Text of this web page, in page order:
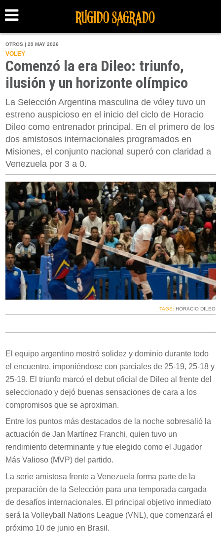
OTROS | 29 MAY 2026
VOLEY
Comenzó la era Dileo: triunfo,
ilusión y un horizonte olímpico
La Selección Argentina masculina de vóley tuvo un
estreno auspicioso en el inicio del ciclo de Horacio
Dileo como entrenador principal. En el primero de los
dos amistosos internacionales programados en
Misiones, el conjunto nacional superó con claridad a
Venezuela por 3 a 0.
TAGS: HORACIO DILEO
El equipo argentino mostró solidez y dominio durante todo
el encuentro, imponiéndose con parciales de 25-19, 25-18 y
25-19. El triunfo marcó el debut oficial de Dileo al frente del
seleccionado y dejó buenas sensaciones de cara a los
compromisos que se aproximan.
Entre los puntos más destacados de la noche sobresalió la
actuación de Jan Martínez Franchi, quien tuvo un
rendimiento determinante y fue elegido como el Jugador
Más Valioso (MVP) del partido.
La serie amistosa frente a Venezuela forma parte de la
preparación de la Selección para una temporada cargada
de desafíos internacionales. El principal objetivo inmediato
será la Volleyball Nations League (VNL), que comenzará el
próximo 10 de junio en Brasil.